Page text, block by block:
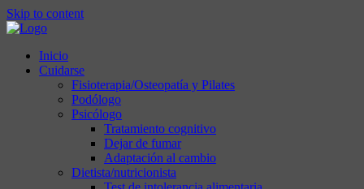
Skip to content
Inicio
Cuidarse
Fisioterapia/Osteopatía y Pilates
Podólogo
Psicólogo
Tratamiento cognitivo
Dejar de fumar
Adaptación al cambio
Dietista/nutricionista